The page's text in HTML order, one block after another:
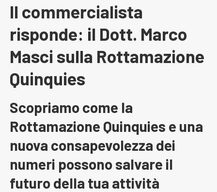
Il commercialista
risponde: il Dott. Marco
Masci sulla Rottamazione
Quinquies
Scopriamo come la
Rottamazione Quinquies e una
nuova consapevolezza dei
numeri possono salvare il
futuro della tua attività